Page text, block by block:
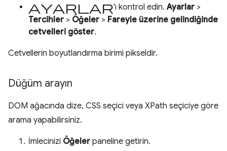
Ayarlar'ı kontrol edin.Ayarlar >
Tercihler > Öğeler > Fareyle üzerine gelindiğinde
cetvelleri göster.
Cetvellerin boyutlandırma birimi pikseldir.
Düğüm arayın
DOM ağacında dize, CSS seçici veya XPath seçiciye göre
arama yapabilirsiniz.
İmlecinizi Öğeler paneline getirin.